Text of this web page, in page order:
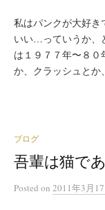
私はパンクが大好き
いい…っていうか、
は１９７７年〜８０
か、クラッシュとか
ブログ
吾輩は猫で
Posted on 2011年3月